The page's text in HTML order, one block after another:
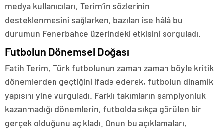
medya kullanıcıları, Terim’in sözlerinin
desteklenmesini sağlarken, bazıları ise hâlâ bu
durumun Fenerbahçe üzerindeki etkisini sorguladı.
Futbolun Dönemsel Doğası
Fatih Terim, Türk futbolunun zaman zaman böyle kritik
dönemlerden geçtiğini ifade ederek, futbolun dinamik
yapısını yine vurguladı. Farklı takımların şampiyonluk
kazanmadığı dönemlerin, futbolda sıkça görülen bir
gerçek olduğunu açıkladı. Onun bu açıklamaları,